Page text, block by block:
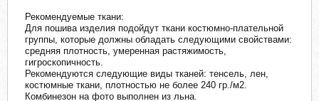
Рекомендуемые ткани:
Для пошива изделия подойдут ткани костюмно-плательной
группы, которые должны обладать следующими свойствами:
средняя плотность, умеренная растяжимость,
гигроскопичность.
Рекомендуются следующие виды тканей: тенсель, лен,
костюмные ткани, плотностью не более 240 гр./м2.
Комбинезон на фото выполнен из льна.